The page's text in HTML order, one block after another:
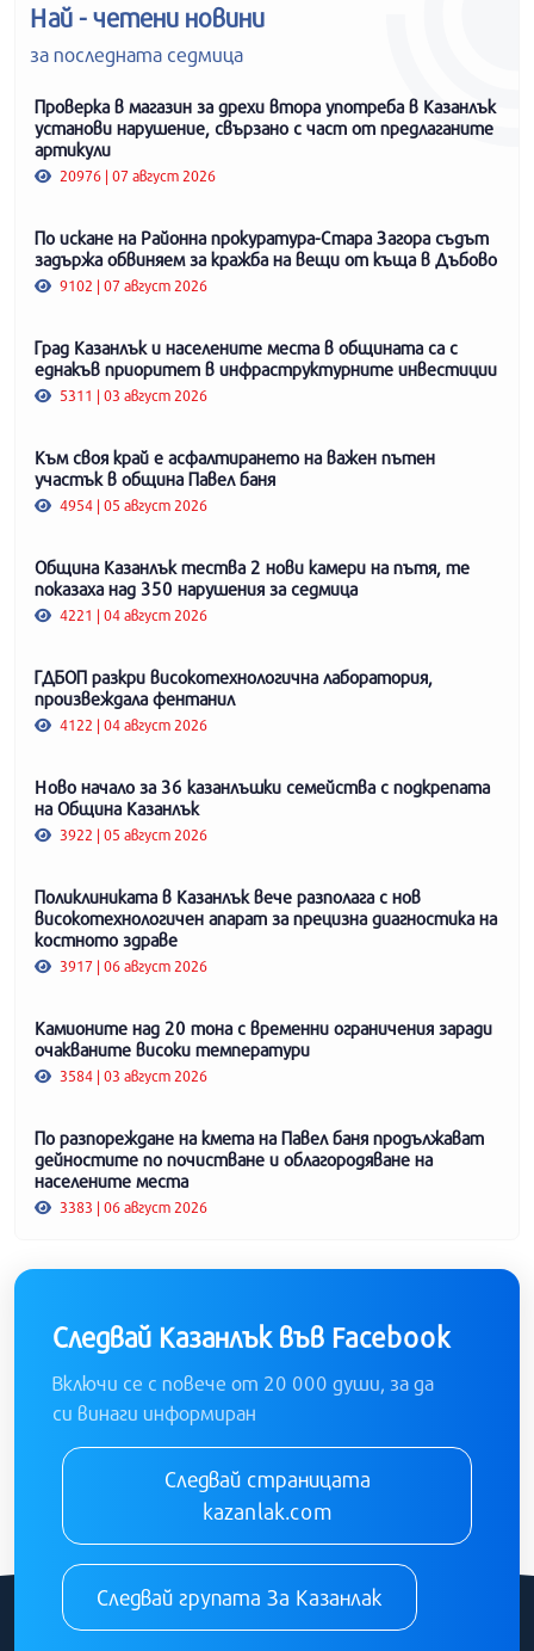
Най - четени новини
за последната седмица
Проверка в магазин за дрехи втора употреба в Казанлък
установи нарушение, свързано с част от предлаганите
артикули
20976 | 07 август 2026
По искане на Районна прокуратура-Стара Загора съдът
задържа обвиняем за кражба на вещи от къща в Дъбово
9102 | 07 август 2026
Град Казанлък и населените места в общината са с
еднакъв приоритет в инфраструктурните инвестиции
5311 | 03 август 2026
Към своя край е асфалтирането на важен пътен
участък в община Павел баня
4954 | 05 август 2026
Община Казанлък тества 2 нови камери на пътя, те
показаха над 350 нарушения за седмица
4221 | 04 август 2026
ГДБОП разкри високотехнологична лаборатория,
произвеждала фентанил
4122 | 04 август 2026
Ново начало за 36 казанлъшки семейства с подкрепата
на Община Казанлък
3922 | 05 август 2026
Поликлиниката в Казанлък вече разполага с нов
високотехнологичен апарат за прецизна диагностика на
костното здраве
3917 | 06 август 2026
Камионите над 20 тона с временни ограничения заради
очакваните високи температури
3584 | 03 август 2026
По разпореждане на кмета на Павел баня продължават
дейностите по почистване и облагородяване на
населените места
3383 | 06 август 2026
Следвай Казанлък във Facebook
Включи се с повече от 20 000 души, за да
си винаги информиран
Следвай страницата
kazanlak.com
Следвай групата За Казанлак